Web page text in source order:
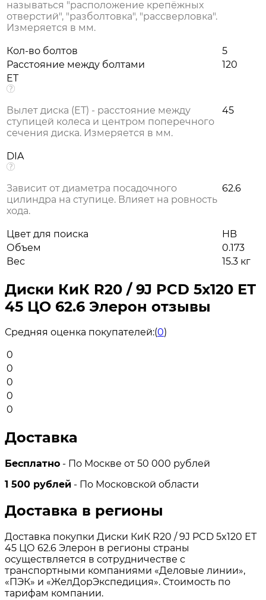
называться "расположение крепёжных
отверстий", "разболтовка", "рассверловка".
Измеряется в мм.
Кол-во болтов
5
Расстояние между болтами
120
ET
Вылет диска (ЕТ) - расстояние между
ступицей колеса и центром поперечного
сечения диска. Измеряется в мм.
45
DIA
Зависит от диаметра посадочного
цилиндра на ступице. Влияет на ровность
хода.
62.6
Цвет для поиска
HB
Объем
0.173
Вес
15.3 кг
Диски КиК R20 / 9J PCD 5x120 ЕТ
45 ЦО 62.6 Элерон отзывы
Средняя оценка покупателей:(0)
0
0
0
0
0
Доставка
Бесплатно - По Москве от 50 000 рублей
1 500 рублей - По Московской области
Доставка в регионы
Доставка покупки Диски КиК R20 / 9J PCD 5x120 ЕТ
45 ЦО 62.6 Элерон в регионы страны
осуществляется в сотрудничестве с
транспортными компаниями «Деловые линии»,
«ПЭК» и «ЖелДорЭкспедиция». Стоимость по
тарифам компании.